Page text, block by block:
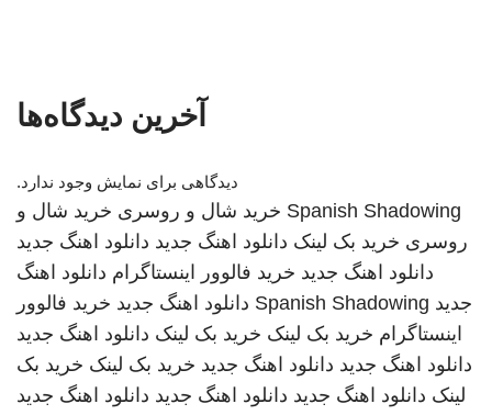
آخرین دیدگاه‌ها
دیدگاهی برای نمایش وجود ندارد.
Spanish Shadowing خرید شال و روسری خرید شال و
روسری خرید بک لینک دانلود اهنگ جدید دانلود اهنگ جدید
دانلود اهنگ جدید خرید فالوور اینستاگرام دانلود اهنگ
جدید Spanish Shadowing دانلود اهنگ جدید خرید فالوور
اینستاگرام خرید بک لینک خرید بک لینک دانلود اهنگ جدید
دانلود اهنگ جدید دانلود اهنگ جدید خرید بک لینک خرید بک
لینک دانلود اهنگ جدید دانلود اهنگ جدید دانلود اهنگ جدید